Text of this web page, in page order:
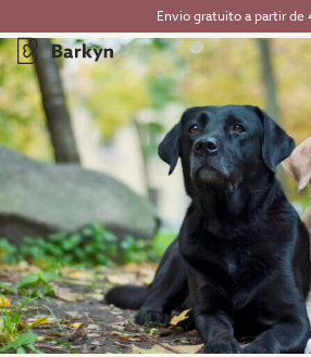
Envio gratuito a partir de